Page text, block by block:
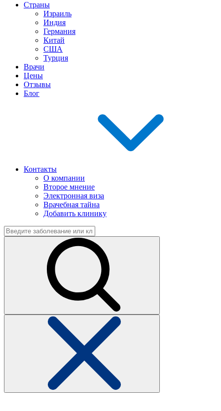
Страны
Израиль
Индия
Германия
Китай
США
Турция
Врачи
Цены
Отзывы
Блог
Контакты
О компании
Второе мнение
Электронная виза
Врачебная тайна
Добавить клинику